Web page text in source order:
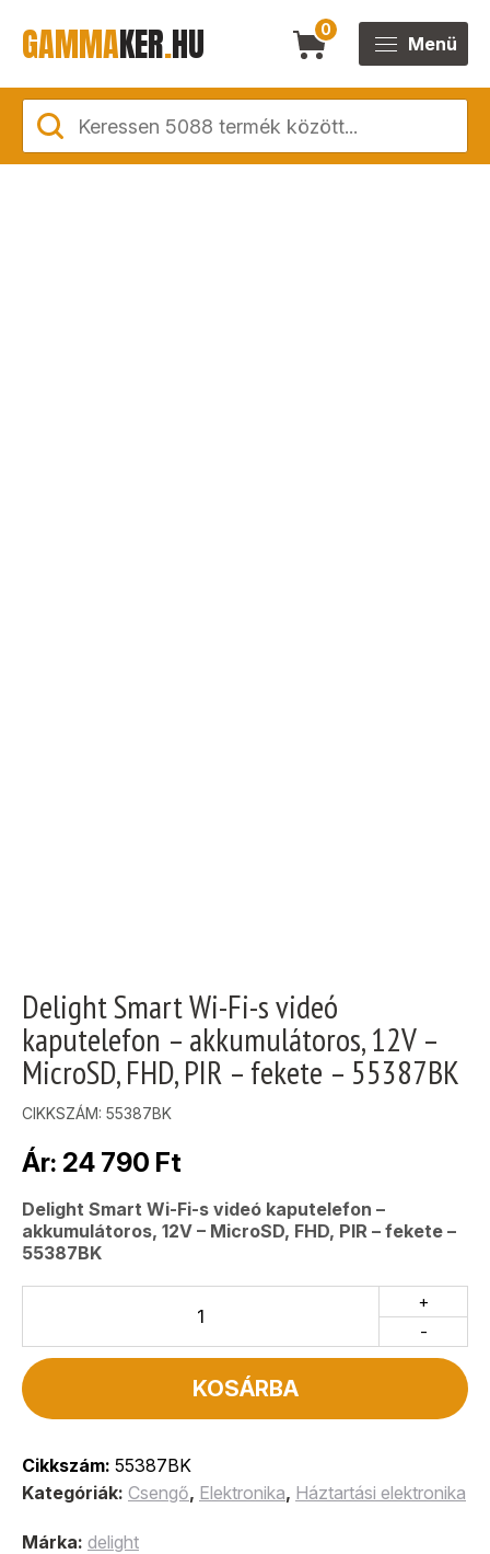
GAMMAKER.HU 0
Menü
Delight Smart Wi-Fi-s videó
kaputelefon – akkumulátoros, 12V –
MicroSD, FHD, PIR – fekete – 55387BK
CIKKSZÁM: 55387BK
Ár: 24 790 Ft
Delight Smart Wi-Fi-s videó kaputelefon –
akkumulátoros, 12V – MicroSD, FHD, PIR – fekete –
55387BK
-
+
KOSÁRBA
Cikkszám: 55387BK
Kategóriák: Csengő, Elektronika, Háztartási elektronika
Márka: delight